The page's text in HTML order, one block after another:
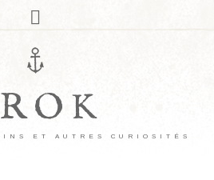
ET AUTRES CURIOSITÉS